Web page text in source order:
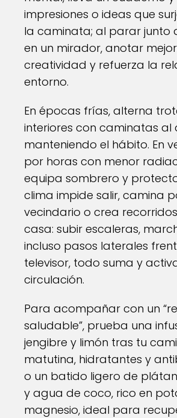
impresiones o ideas que
la caminata; al parar junto
en un mirador, anotar
creatividad y refuerza la
entorno.
En épocas frías, alterna
interiores con caminatas al
manteniendo el hábito. En
por horas con menor
equipa sombrero y
clima impide salir, camina
vecindario o crea
casa: subir escaleras,
incluso pasos laterales
televisor, todo suma y
circulación.
Para acompañar con un
saludable”, prueba una
jengibre y limón tras tu
matutina, hidratantes y
o un batido ligero de
y agua de coco, rico en
magnesio, ideal para